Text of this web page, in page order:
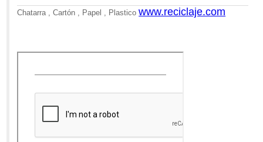
Re: Chatarra de Calamina
Chatarra , Cartón , Papel , Plasticowww.reciclaje.com